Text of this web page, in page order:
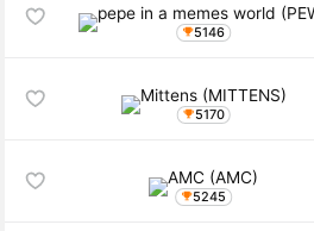
5146
5170
5245